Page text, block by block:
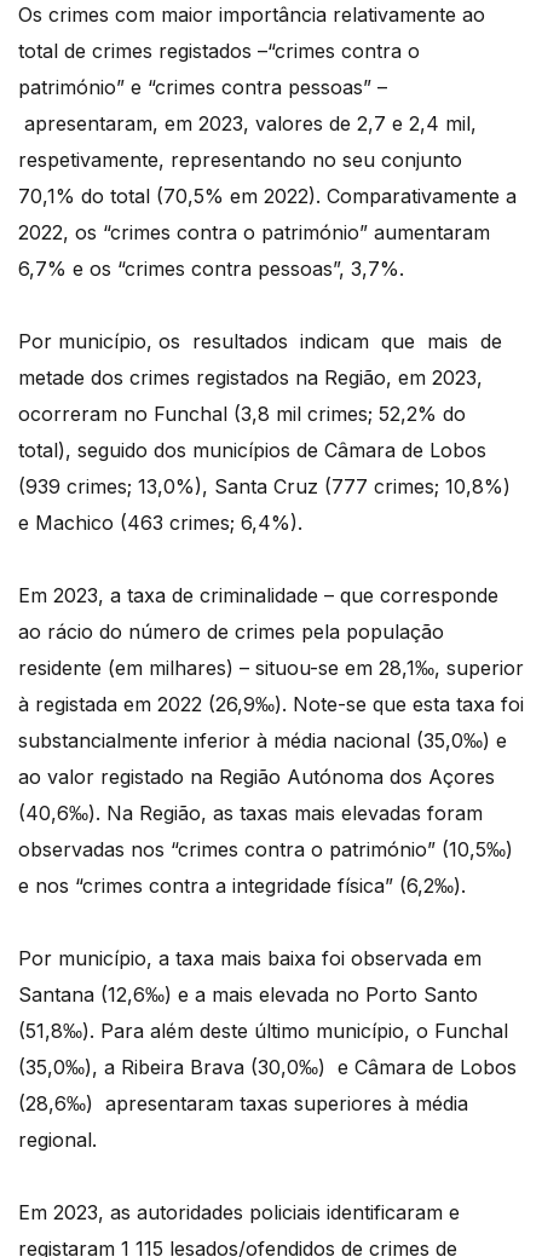
Os crimes com maior importância relativamente ao
total de crimes registados –“crimes contra o
património” e “crimes contra pessoas” –
apresentaram, em 2023, valores de 2,7 e 2,4 mil,
respetivamente, representando no seu conjunto
70,1% do total (70,5% em 2022). Comparativamente a
2022, os “crimes contra o património” aumentaram
6,7% e os “crimes contra pessoas”, 3,7%.
Por município, os resultados indicam que mais de
metade dos crimes registados na Região, em 2023,
ocorreram no Funchal (3,8 mil crimes; 52,2% do
total), seguido dos municípios de Câmara de Lobos
(939 crimes; 13,0%), Santa Cruz (777 crimes; 10,8%)
e Machico (463 crimes; 6,4%).
Em 2023, a taxa de criminalidade – que corresponde
ao rácio do número de crimes pela população
residente (em milhares) – situou-se em 28,1‰, superior
à registada em 2022 (26,9‰). Note-se que esta taxa foi
substancialmente inferior à média nacional (35,0‰) e
ao valor registado na Região Autónoma dos Açores
(40,6‰). Na Região, as taxas mais elevadas foram
observadas nos “crimes contra o património” (10,5‰)
e nos “crimes contra a integridade física” (6,2‰).
Por município, a taxa mais baixa foi observada em
Santana (12,6‰) e a mais elevada no Porto Santo
(51,8‰). Para além deste último município, o Funchal
(35,0‰), a Ribeira Brava (30,0‰) e Câmara de Lobos
(28,6‰) apresentaram taxas superiores à média
regional.
Em 2023, as autoridades policiais identificaram e
registaram 1 115 lesados/ofendidos de crimes de